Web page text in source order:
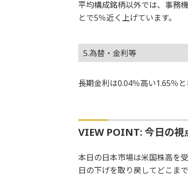
平均構成銘柄以外では、事務
とで5％近く上げています。
5.為替・金利等
長期金利は0.04％高い1.65％
VIEW POINT: 今日の視
本日の日本市場は米国株高を
日の下げを取り戻してどこま